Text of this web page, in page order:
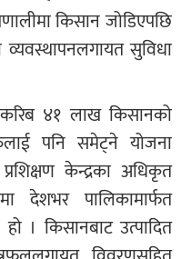
किसान जोडिएपछि
सुविधा
४१ लाख किसानको
पनि समेट्ने योजना
केन्द्रका अधिकृत
देशभर पालिकामार्फत
। किसानबाट उत्पादित